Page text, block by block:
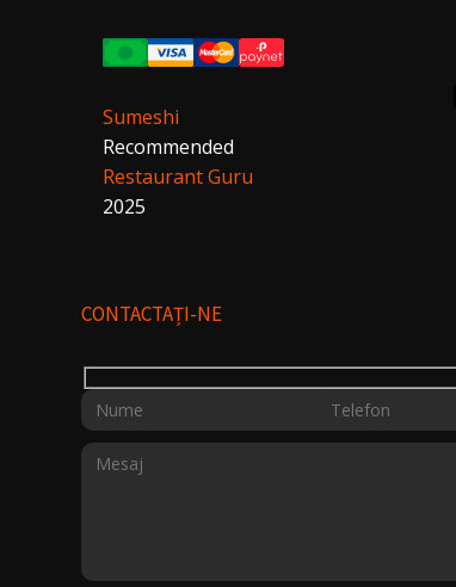
Sumeshi
Recommended
Restaurant Guru
2025
CONTACTAȚI-NE